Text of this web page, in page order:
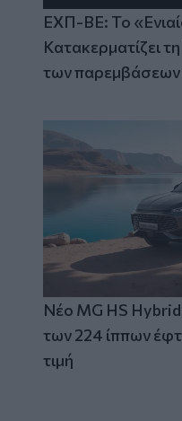
ΕΧΠ-ΒΕ: Το
Κατακερματίζει
των
Νέο MG HS
των 224 ίππων
τιμή